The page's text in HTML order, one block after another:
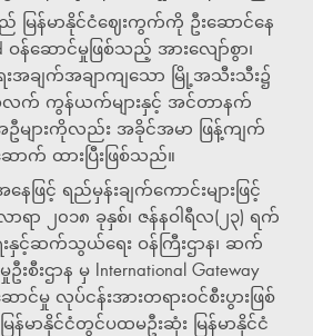
ည် မြန်မာနိုင်ငံဈေးကွက်ကို ဦးဆောင်နေ
ဝန်ဆောင်မှုဖြစ်သည့် အားလျော်စွာ၊
ေးအချက်အချာကျသော မြို့အသီးသီး၌
က် ကွန်ယက်များနှင့် အင်တာနက်
များကိုလည်း အခိုင်အမာ ဖြန့်ကျက်
က် ထားပြီးဖြစ်သည်။
နေဖြင့် ရည်မှန်းချက်ကောင်းများဖြင့်
ရာ ၂၀၁၈ ခုနှစ်၊ ဇန်နဝါရီလ(၂၃) ရက်
နှင့်ဆက်သွယ်ရေး ဝန်ကြီးဌာန၊ ဆက်
စီးဌာန မှ International Gateway
ောင်မှု လုပ်ငန်းအားတရားဝင်စီးပွားဖြစ်
န်မာနိုင်ငံတွင်ပထမဦးဆုံး မြန်မာနိုင်ငံ